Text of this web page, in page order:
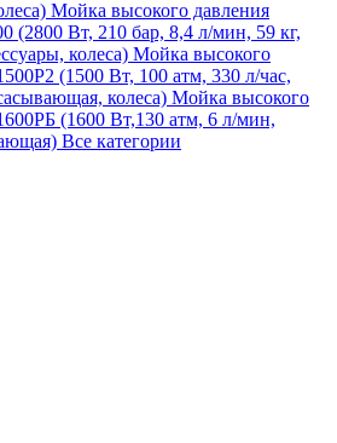
Мойка высокого давления
(2800 Вт, 210 бар, 8,4 л/мин, 59 кг,
колеса) Мойка высокого
(1500 Вт, 100 атм, 330 л/час,
колеса) Мойка высокого
(1600 Вт,130 атм, 6 л/мин,
Все категории